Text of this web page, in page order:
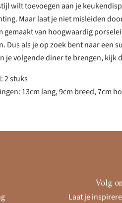
wilt toevoegen aan je
Maar laat je niet misleiden
gemaakt van hoogwaardig
Dus als je op zoek bent naar een
je volgende diner te brengen, kijk
2 stuks
13cm lang, 9cm breed, 7cm
Volg
Laat je